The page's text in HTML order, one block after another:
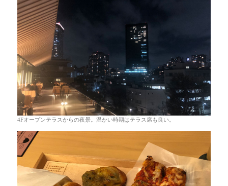
4Fオープンテラスからの夜景。温かい時期はテラス席も良い。